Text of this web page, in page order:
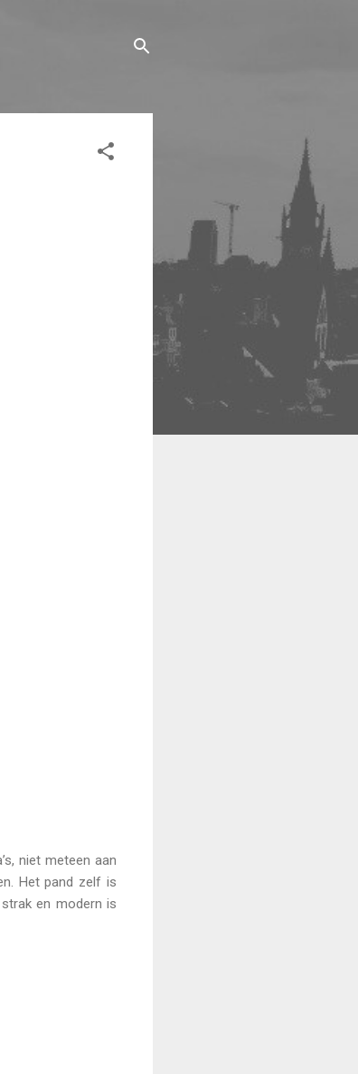
niet meteen aan
Het pand zelf is
en modern is